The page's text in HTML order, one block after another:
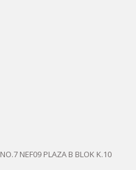
NEF09 PLAZA B BLOK K.10